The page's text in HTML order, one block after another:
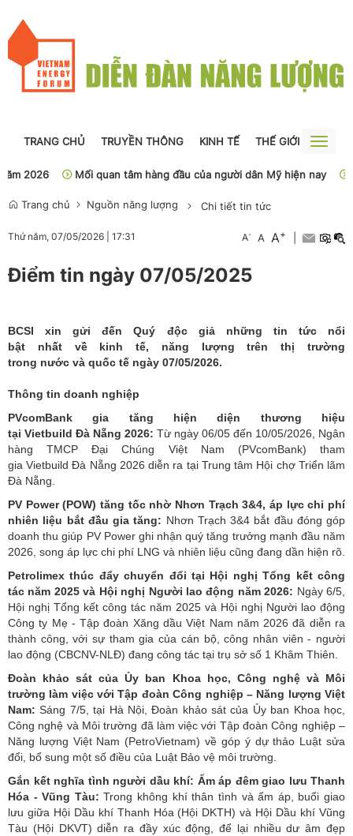
TRANG CHỦ TRUYỀN THÔNG KINH TẾ THẾ GIỚI
Toggle
2026
Mối quan tâm hàng đầu của người dân Mỹ hiện nay
Trang chủ Nguồn năng lượng Chi tiết tin tức
Thứ năm, 07/05/2026 17:31 A- A A+
Điểm tin ngày 07/05/2025
BCSI xin gửi đến Quý độc giả những tin tức nổi
bật nhất về kinh tế, năng lượng trên thị trường
trong nước và quốc tế ngày 07/05/2026.
Thông tin doanh nghiệp
PVcomBank gia tăng hiện diện thương hiệu
tại Vietbuild Đà Nẵng 2026: Từ ngày 06/05 đến 10/05/2026, Ngân
hàng TMCP Đại Chúng Việt Nam (PVcomBank) tham
gia Vietbuild Đà Nẵng 2026 diễn ra tại Trung tâm Hội chợ Triển lãm
Đà Nẵng.
PV Power (POW) tăng tốc nhờ Nhơn Trạch 3&4, áp lực chi phí
nhiên liệu bắt đầu gia tăng: Nhơn Trạch 3&4 bắt đầu đóng góp
doanh thu giúp PV Power ghi nhận quý tăng trưởng mạnh đầu năm
2026, song áp lực chi phí LNG và nhiên liệu cũng đang dần hiện rõ.
Petrolimex thúc đẩy chuyển đổi tại Hội nghị Tổng kết công
tác năm 2025 và Hội nghị Người lao động năm 2026: Ngày 6/5,
Hội nghị Tổng kết công tác năm 2025 và Hội nghị Người lao động
Công ty Mẹ - Tập đoàn Xăng dầu Việt Nam năm 2026 đã diễn ra
thành công, với sự tham gia của cán bộ, công nhân viên - người
lao động (CBCNV-NLĐ) đang công tác tại trụ sở số 1 Khâm Thiên.
Đoàn khảo sát của Ủy ban Khoa học, Công nghệ và Môi
trường làm việc với Tập đoàn Công nghiệp – Năng lượng Việt
Nam: Sáng 7/5, tại Hà Nội, Đoàn khảo sát của Ủy ban Khoa học,
Công nghệ và Môi trường đã làm việc với Tập đoàn Công nghiệp –
Năng lượng Việt Nam (PetroVietnam) về góp ý dự thảo Luật sửa
đổi, bổ sung một số điều của Luật Bảo vệ môi trường.
Gắn kết nghĩa tình người dầu khí: Ấm áp đêm giao lưu Thanh
Hóa - Vũng Tàu:Trong không khí thân tình và ấm áp, buổi giao
lưu giữa Hội Dầu khí Thanh Hóa (Hội DKTH) và Hội Dầu khí Vũng
Tàu (Hội DKVT) diễn ra đầy xúc động, để lại nhiều dư âm đẹp